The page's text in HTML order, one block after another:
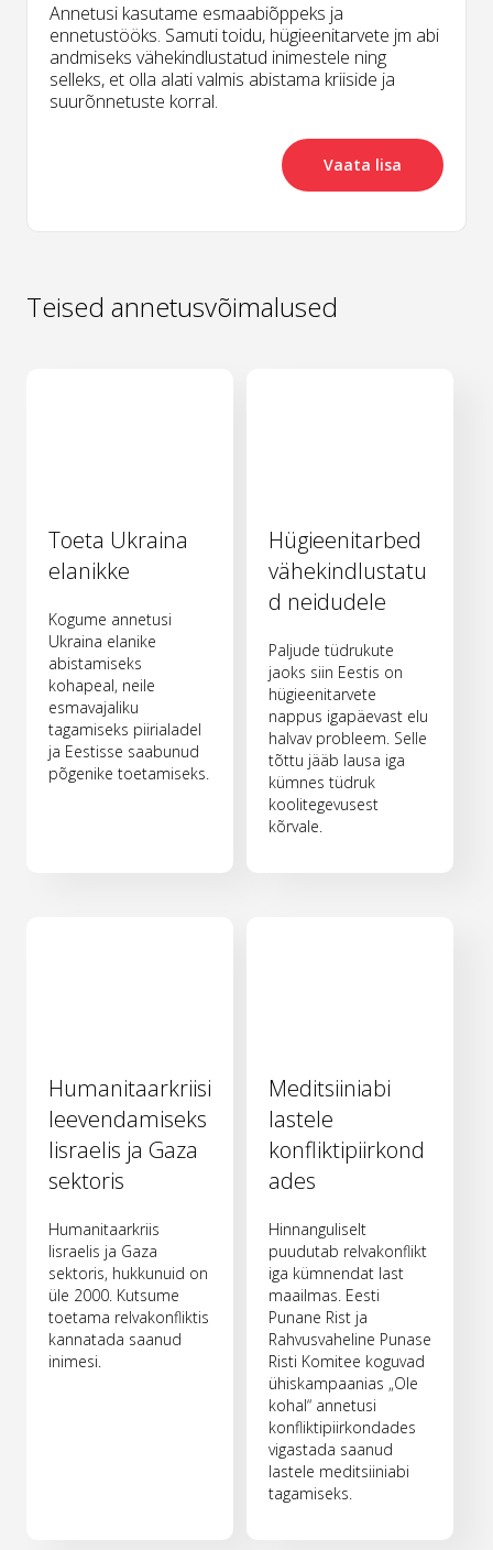
Annetusi kasutame esmaabiõppeks ja
ennetustööks. Samuti toidu, hügieenitarvete jm abi
andmiseks vähekindlustatud inimestele ning
selleks, et olla alati valmis abistama kriiside ja
suurõnnetuste korral.
Vaata lisa
Teised annetusvõimalused
Toeta Ukraina
elanikke
Kogume annetusi
Ukraina elanike
abistamiseks
kohapeal, neile
esmavajaliku
tagamiseks piirialadel
ja Eestisse saabunud
põgenike toetamiseks.
Hügieenitarbed
vähekindlustatu
d neidudele
Paljude tüdrukute
jaoks siin Eestis on
hügieenitarvete
nappus igapäevast elu
halvav probleem. Selle
tõttu jääb lausa iga
kümnes tüdruk
koolitegevusest
kõrvale.
Humanitaarkriisi
leevendamiseks
Iisraelis ja Gaza
sektoris
Humanitaarkriis
Iisraelis ja Gaza
sektoris, hukkunuid on
üle 2000. Kutsume
toetama relvakonfliktis
kannatada saanud
inimesi.
Meditsiiniabi
lastele
konfliktipiirkond
ades
Hinnanguliselt
puudutab relvakonflikt
iga kümnendat last
maailmas. Eesti
Punane Rist ja
Rahvusvaheline Punase
Risti Komitee koguvad
ühiskampaanias „Ole
kohal“ annetusi
konfliktipiirkondades
vigastada saanud
lastele meditsiiniabi
tagamiseks.